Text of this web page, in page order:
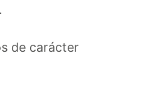
.
de carácter